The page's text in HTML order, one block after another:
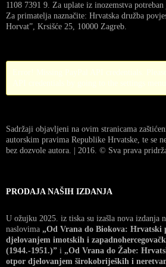
1108 7391 9. Za uplate iz inozemstva
Za primatelja naznačite: Hrvatska družba
Horvat”, Krsišće 25, 10000 Zagreb.
Sadržaji objavljeni na ovim stranicama
autorskim pravima Republike Hrvatske, te se
bez dozvole autora. | 2016. © Sva prava
PRODAJA NAŠIH IZDANJA
U ožujku 2025. iz tiska su izašla nova izdanja
naslovima „Od Vrana do Biokova:
djelovanjem imotskih i
(1944.-1951.)” i „Od Vrana do Žabe:
otpor djelovanjem širokobrijeških i